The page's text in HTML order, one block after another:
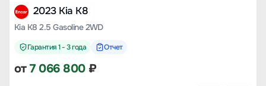
2023 Kia K8
Kia K8 2.5 Gasoline 2WD
Гарантия 1 - 3 года Отчет
от7 066 800₽